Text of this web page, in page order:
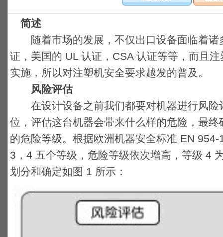
简述
随着市场的发展，不仅出口设备面临着诸
证，美国的 UL 认证，CSA 认证等等，而且
实施，所以对注塑机安全要求越发的普及。
风险评估
在设计设备之前我们都要对机器进行风险
位，评估这台机器会带来什么样的危险，最
的危险等级。根据欧洲机器安全标准 EN
3，4 五个等级，危险等级依次增高，等级 4
划分和确定如图 1 所示：